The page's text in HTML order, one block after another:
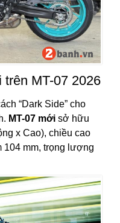
MT-07 2026
“Dark Side” cho
MT-07 mới sở hữu
x Cao), chiều cao
104 mm, trọng lượng